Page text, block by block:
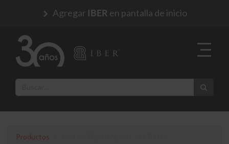
Agregar IBER en pantalla de inicio
Productos